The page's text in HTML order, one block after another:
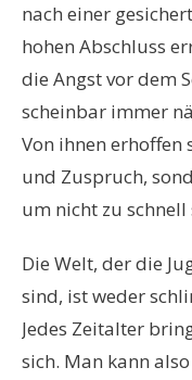
nach einer
hohen Abschluss
die Angst vor dem
scheinbar immer
Von ihnen
und Zuspruch,
um nicht zu
Die Welt, der die
sind, ist weder
Jedes Zeitalter
sich. Man kann